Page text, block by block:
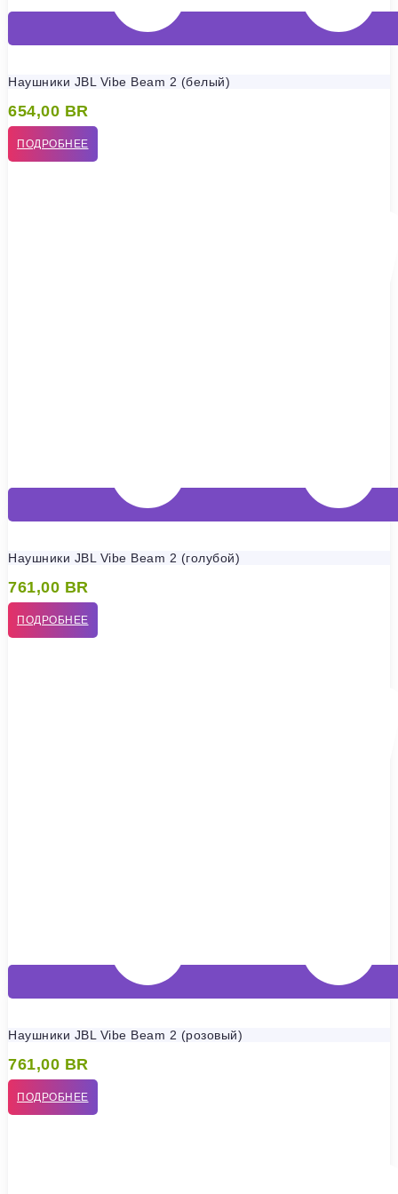
Наушники JBL Vibe Beam 2 (белый)
654,00 BR
ПОДРОБНЕЕ
Наушники JBL Vibe Beam 2 (голубой)
761,00 BR
ПОДРОБНЕЕ
Наушники JBL Vibe Beam 2 (розовый)
761,00 BR
ПОДРОБНЕЕ